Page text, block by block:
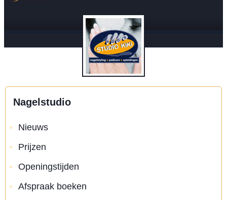
Nagelstudio
Nieuws
Prijzen
Openingstijden
Afspraak boeken